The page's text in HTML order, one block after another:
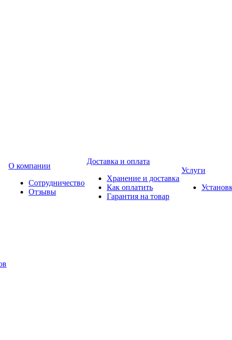
О компании
Сотрудничество
Отзывы
Доставка и оплата
Хранение и доставка
Как оплатить
Гарантия на товар
Услуги